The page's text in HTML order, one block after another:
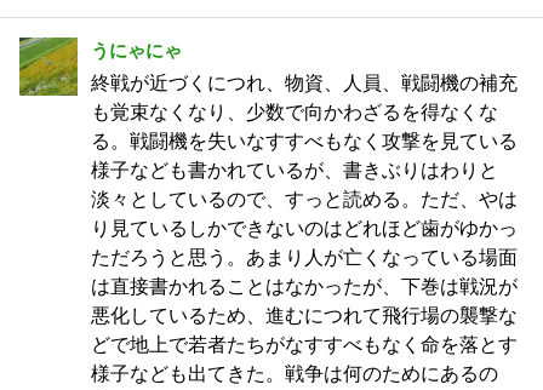
うにゃにゃ
終戦が近づくにつれ、物資、人員、戦闘機の補充
も覚束なくなり、少数で向かわざるを得なくな
る。戦闘機を失いなすすべもなく攻撃を見ている
様子なども書かれているが、書きぶりはわりと
淡々としているので、すっと読める。ただ、やは
り見ているしかできないのはどれほど歯がゆかっ
ただろうと思う。あまり人が亡くなっている場面
は直接書かれることはなかったが、下巻は戦況が
悪化しているため、進むにつれて飛行場の襲撃な
どで地上で若者たちがなすすべもなく命を落とす
様子なども出てきた。戦争は何のためにあるの